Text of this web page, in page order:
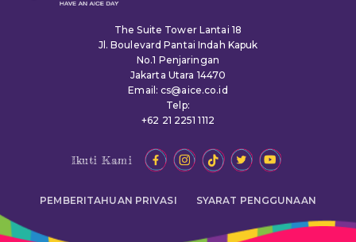
The Suite Tower Lantai 18
Jl. Boulevard Pantai Indah Kapuk
No.1 Penjaringan
Jakarta Utara 14470
Email: cs@aice.co.id
Telp:
+62 21 2251 1112
Ikuti Kami
PEMBERITAHUAN PRIVASI SYARAT PENGGUNAAN